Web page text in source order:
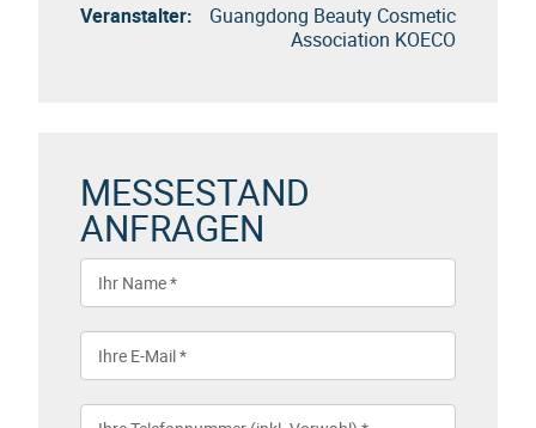
Veranstalter:
Guangdong Beauty Cosmetic
Association KOECO
MESSESTAND
ANFRAGEN